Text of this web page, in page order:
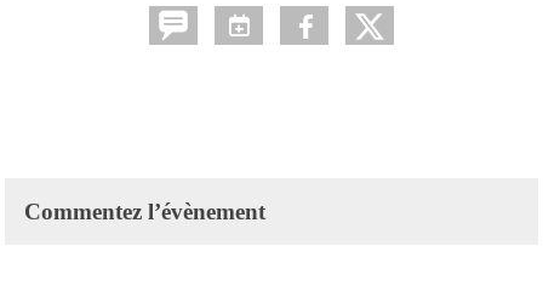
Commentez l’évènement